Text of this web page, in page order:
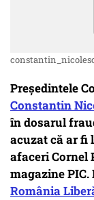
Președintele
Constantin
în dosarul
acuzat că ar fi
afaceri Cornel
magazine
România